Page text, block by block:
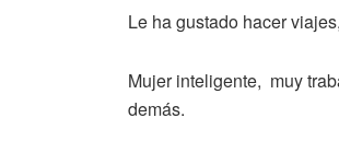
Le ha gustado hacer
Mujer inteligente, muy
demás.